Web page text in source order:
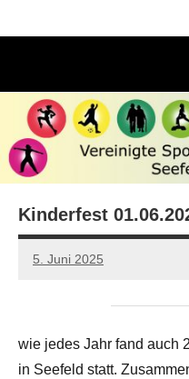
Inhalt
Kinderfest
5. Juni 2025
Viola
wie jedes Jahr fand auch
in Seefeld statt.